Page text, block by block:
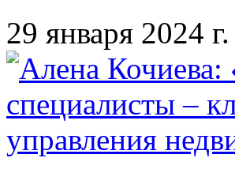
29 января 2024 г.